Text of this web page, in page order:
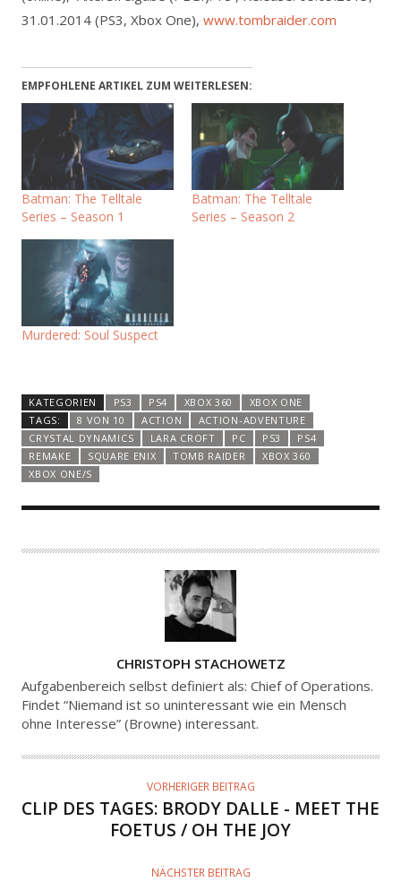
31.01.2014 (PS3, Xbox One), www.tombraider.com
EMPFOHLENE ARTIKEL ZUM WEITERLESEN:
Batman: The Telltale
Series – Season 1
Batman: The Telltale
Series – Season 2
Murdered: Soul Suspect
KATEGORIEN PS3 PS4 XBOX 360
XBOX ONE
TAGS:
8 VON 10 ACTION
ACTION-ADVENTURE
CRYSTAL DYNAMICS
LARA CROFT PC PS3
PS4
REMAKE
SQUARE ENIX TOMB RAIDER
XBOX 360
XBOX ONE/S
U
T
O
CHRISTOPH STACHOWETZ
Aufgabenbereich selbst definiert als: Chief of Operations.
Findet “Niemand ist so uninteressant wie ein Mensch
ohne Interesse” (Browne) interessant.
VORHERIGER BEITRAG
CLIP DES TAGES: BRODY DALLE - MEET THE
FOETUS / OH THE JOY
NÄCHSTER BEITRAG